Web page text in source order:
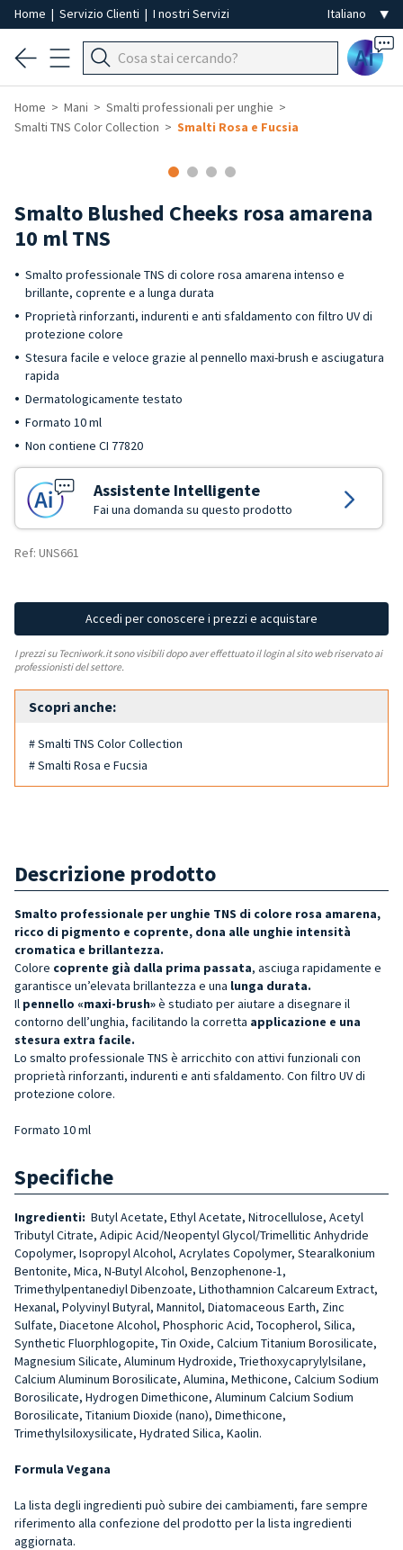
Home | Servizio Clienti | I nostri Servizi
Ai
Home Mani
Smalti professionali per unghie
Smalti TNS Color Collection
Smalti Rosa e Fucsia
Smalto Blushed Cheeks rosa amarena
10 ml TNS
Smalto professionale TNS di colore rosa amarena intenso e
brillante, coprente e a lunga durata
Proprietà rinforzanti, indurenti e anti sfaldamento con filtro UV di
protezione colore
Stesura facile e veloce grazie al pennello maxi-brush e asciugatura
rapida
Dermatologicamente testato
Formato 10 ml
Non contiene CI 77820
Assistente Intelligente
Fai una domanda su questo prodotto
Ref: UNS661
Accedi per conoscere i prezzi e acquistare
I prezzi su Tecniwork.it sono visibili dopo aver effettuato il login al sito web riservato ai
professionisti del settore.
Scopri anche:
# Smalti TNS Color Collection
# Smalti Rosa e Fucsia
Descrizione prodotto
Smalto professionale per unghie TNS di colore rosa amarena,
ricco di pigmento e coprente, dona alle unghie intensità
cromatica e brillantezza.
Colore coprente già dalla prima passata, asciuga rapidamente e
garantisce un’elevata brillantezza e una lunga durata.
Il pennello «maxi-brush»è studiato per aiutare a disegnare il
contorno dell’unghia, facilitando la corretta applicazione e una
stesura extra facile.
Lo smalto professionale TNS è arricchito con attivi funzionali con
proprietà rinforzanti, indurenti e anti sfaldamento. Con filtro UV di
protezione colore.
Formato 10 ml
Specifiche
Ingredienti: Butyl Acetate, Ethyl Acetate, Nitrocellulose, Acetyl
Tributyl Citrate, Adipic Acid/Neopentyl Glycol/Trimellitic Anhydride
Copolymer, Isopropyl Alcohol, Acrylates Copolymer, Stearalkonium
Bentonite, Mica, N-Butyl Alcohol, Benzophenone-1,
Trimethylpentanediyl Dibenzoate, Lithothamnion Calcareum Extract,
Hexanal, Polyvinyl Butyral, Mannitol, Diatomaceous Earth, Zinc
Sulfate, Diacetone Alcohol, Phosphoric Acid, Tocopherol, Silica,
Synthetic Fluorphlogopite, Tin Oxide, Calcium Titanium Borosilicate,
Magnesium Silicate, Aluminum Hydroxide, Triethoxycaprylylsilane,
Calcium Aluminum Borosilicate, Alumina, Methicone, Calcium Sodium
Borosilicate, Hydrogen Dimethicone, Aluminum Calcium Sodium
Borosilicate, Titanium Dioxide (nano), Dimethicone,
Trimethylsiloxysilicate, Hydrated Silica, Kaolin.
Formula Vegana
La lista degli ingredienti può subire dei cambiamenti, fare sempre
riferimento alla confezione del prodotto per la lista ingredienti
aggiornata.